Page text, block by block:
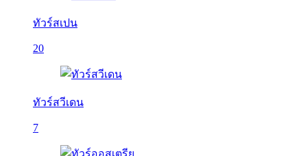
ทัวร์สเปน
20
ทัวร์สวีเดน
7